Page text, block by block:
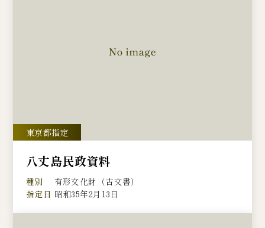
八丈島民政資料
種別
有形文化財（古文書）
指定日 昭和35年2月13日